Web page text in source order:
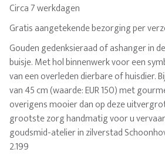
Circa 7 werkdagen
Gratis aangetekende bezorging per
Gouden gedenksieraad of ashanger in
buisje. Met hol binnenwerk voor een
van een overleden dierbare of huisdier.
van 45 cm (waarde: EUR 150) met
overigens mooier dan op deze
grootste zorg handmatig voor u
goudsmid-atelier in zilverstad
2.199